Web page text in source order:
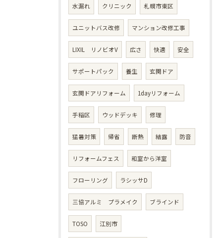
水漏れ クリニック 札幌市東区
ユニットバス改修 マンション改修工事
LIXIL リノビオV 広さ 快適 安全
サポートパック 養生 玄関ドア
玄関ドアリフォーム 1dayリフォーム
手稲区 ウッドデッキ 修理
猛暑対策 帰省 断熱 結露 防音
リフォームフェス 和室から洋室
フローリング ラシッサD
三協アルミ プラメイク ブラインド
TOSO 江別市